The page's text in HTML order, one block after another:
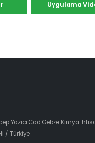
Uygulama
Yazıcı Cad Gebze Kimya
/ Türkiye